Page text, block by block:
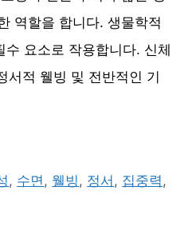
역할을 합니다. 생물학적
요소로 작용합니다. 신체
서적 웰빙 및 전반적인 기
, 수면, 웰빙, 정서 , 집중력,